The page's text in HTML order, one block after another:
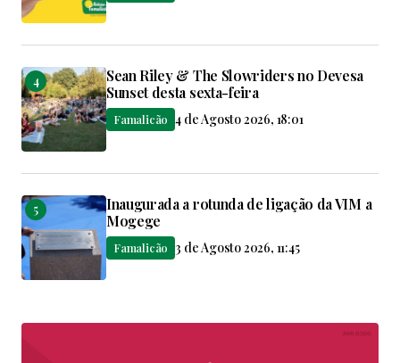
Sean Riley & The Slowriders no Devesa
Sunset desta sexta-feira
Famalicão 4 de Agosto 2026, 18:01
Inaugurada a rotunda de ligação da VIM a
Mogege
Famalicão 3 de Agosto 2026, 11:45